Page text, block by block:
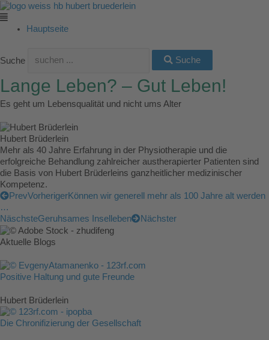
Zum
Inhalt
springen
Main
Menu
Hauptseite
Suche Suche
Lange Leben? – Gut Leben!
Es geht um Lebensqualität und nicht ums Alter
Hubert Brüderlein
Mehr als 40 Jahre Erfahrung in der Physiotherapie und die
erfolgreiche Behandlung zahlreicher austherapierter Patienten sind
die Basis von Hubert Brüderleins ganzheitlicher medizinischer
Kompetenz.
PrevVorherigerKönnen wir generell mehr als 100 Jahre alt werden
…
NäschsteGeruhsames Inselleben Nächster
Aktuelle Blogs
Positive Haltung und gute Freunde
Hubert Brüderlein
Die Chronifizierung der Gesellschaft
Main
Menu
Main
Menu
Main
Menu
Main
Menu